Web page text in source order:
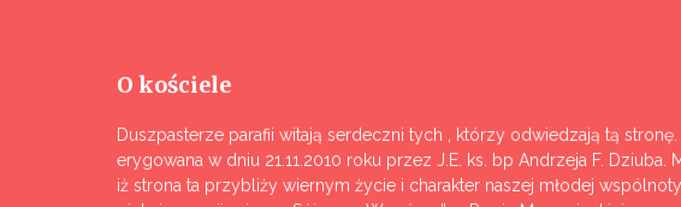
O kościele
Duszpasterze parafii witają serdeczni tych , którzy odwiedzają tą stronę.
erygowana w dniu 21.11.2010 roku przez J.E. ks. bp Andrzeja F. Dziuba.
iż strona ta przybliży wiernym życie i charakter naszej młodej